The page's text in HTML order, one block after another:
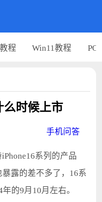
程 Win11教程 PC
么时候上市
手机问答
系列的产品
露的差不多了，16系
的9月10月左右。